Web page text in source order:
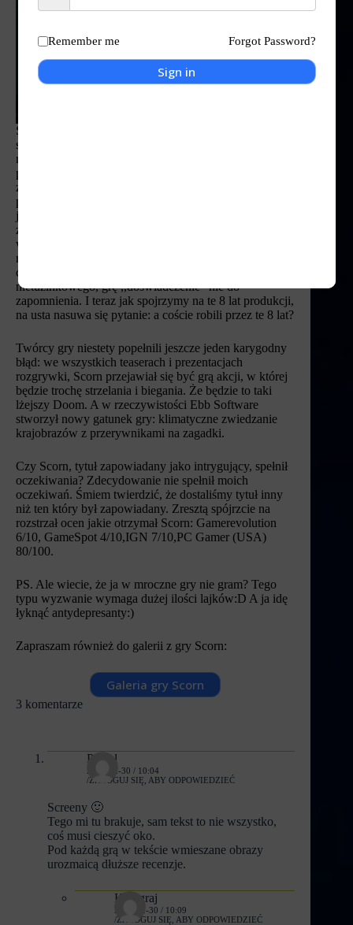
Scorn to pozycja na mniej więcej 5-6 godzin. Zawiera
sporo błędów i niedociągnięć. Z drugiej strony dawno
nie dostaliśmy tak klimatycznej gry, która swoją
prezencją wzbudza niepewność i lęk. Wydaje mi się, że
zabrakło tutaj funduszy a przede wszystkim rąk do
pracy. Jak spojrzymy na architekturę tytułu to wszystko
jest na swoim miejscu. Wystarczyło dorzucić
zróżnicowanych przeciwników, więcej broni, bardziej
wartką akcję. I dostalibyśmy takiego Dooma, tyle że w
mroczniejszych klimatach. A mam wrażenie, że twórcy
chcieli być rebeliantami i stworzyć coś unikatowego,
nietuzinkowego, grę ,,doświadczenie” nie do
zapomnienia. I teraz jak spojrzymy na te 8 lat produkcji,
na usta nasuwa się pytanie: a coście robili przez te 8 lat?
Twórcy gry niestety popełnili jeszcze jeden karygodny
błąd: we wszystkich teaserach i prezentacjach
rozgrywki, Scorn przejawiał się być grą akcji, w której
będzie trochę strzelania i biegania. Że będzie to taki
lżejszy Doom. A w rzeczywistości Ebb Software
stworzył nowy gatunek gry: klimatyczne zwiedzanie
krajobrazów z przerywnikami na zagadki.
Czy Scorn, tytuł zapowiadany jako intrygujący, spełnił
oczekiwania? Zdecydowanie nie spełnił moich
oczekiwań. Śmiem twierdzić, że dostaliśmy tytuł inny
niż ten który był zapowiadany. Zresztą spójrzcie na
rozstrzał ocen jakie otrzymał Scorn: Gamerevolution
6/10, GameSpot 4/10,IGN 7/10,PC Gamer (USA)
80/100.
PS. Ale wiecie, że ja w mroczne gry nie gram? Tego
typu wyzwanie wymaga dużej ilości lajków:D A ja idę
łyknąć antydepresanty:)
Zapraszam również do galerii z gry Scorn:
Galeria gry Scorn
3 komentarze
Pawel
2022-12-30 / 10:04
ZALOGUJ SIĘ, ABY ODPOWIEDZIEĆ
Screeny 🙂
Tego mi tu brakuje, sam tekst to nie wszystko,
coś musi cieszyć oko.
Pod każdą grą w tekście wmieszane obrazy
urozmaicą dłuższe recenzje.
Kocigraj
2022-12-30 / 10:09
ZALOGUJ SIĘ, ABY ODPOWIEDZIEĆ
Remember me Forgot Password?
Sign in